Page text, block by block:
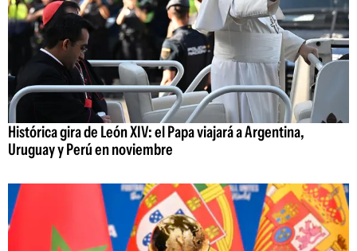
Histórica gira de León XIV: el Papa viajará a Argentina,
Uruguay y Perú en noviembre